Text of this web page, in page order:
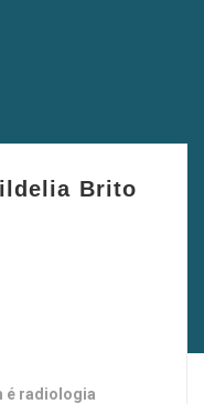
Brito
é radiologia